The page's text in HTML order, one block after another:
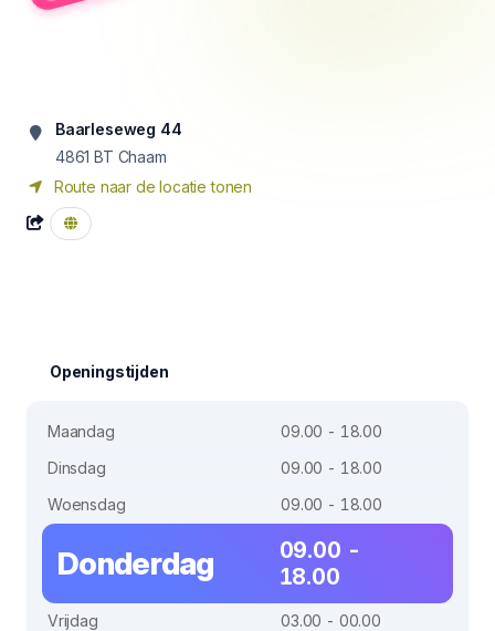
Baarleseweg 44
4861 BT Chaam
Route naar de locatie tonen
Openingstijden
Maandag
09.00 - 18.00
Dinsdag
09.00 - 18.00
Woensdag
09.00 - 18.00
Donderdag
09.00 -
18.00
Vrijdag
03.00 - 00.00